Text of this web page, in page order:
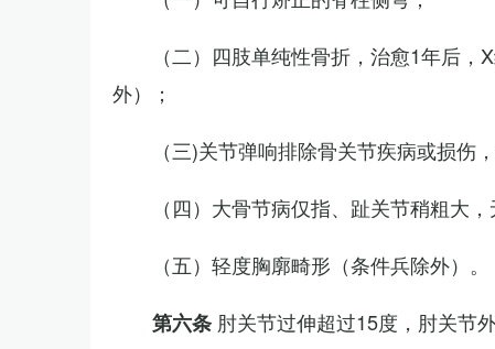
（二）四肢单纯性骨折，治愈1年后
外）；
（三)关节弹响排除骨关节疾病或损伤
（四）大骨节病仅指、趾关节稍粗大
（五）轻度胸廓畸形（条件兵除外）。
第六条 肘关节过伸超过15度，肘关节